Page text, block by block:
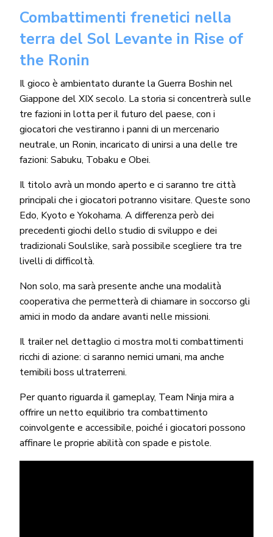
Combattimenti frenetici nella
terra del Sol Levante in Rise of
the Ronin
Il gioco è ambientato durante la Guerra Boshin nel
Giappone del XIX secolo. La storia si concentrerà sulle
tre fazioni in lotta per il futuro del paese, con i
giocatori che vestiranno i panni di un mercenario
neutrale, un Ronin, incaricato di unirsi a una delle tre
fazioni: Sabuku, Tobaku e Obei.
Il titolo avrà un mondo aperto e ci saranno tre città
principali che i giocatori potranno visitare. Queste sono
Edo, Kyoto e Yokohama. A differenza però dei
precedenti giochi dello studio di sviluppo e dei
tradizionali Soulslike, sarà possibile scegliere tra tre
livelli di difficoltà.
Non solo, ma sarà presente anche una modalità
cooperativa che permetterà di chiamare in soccorso gli
amici in modo da andare avanti nelle missioni.
Il trailer nel dettaglio ci mostra molti combattimenti
ricchi di azione: ci saranno nemici umani, ma anche
temibili boss ultraterreni.
Per quanto riguarda il gameplay, Team Ninja mira a
offrire un netto equilibrio tra combattimento
coinvolgente e accessibile, poiché i giocatori possono
affinare le proprie abilità con spade e pistole.